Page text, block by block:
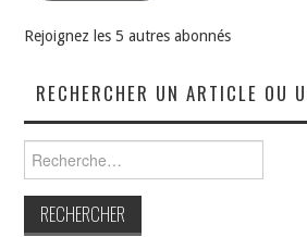
Rejoignez les 5 autres abonnés
RECHERCHER UN ARTICLE OU